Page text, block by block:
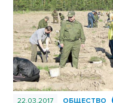
22.03.2017 ОБЩЕСТВО